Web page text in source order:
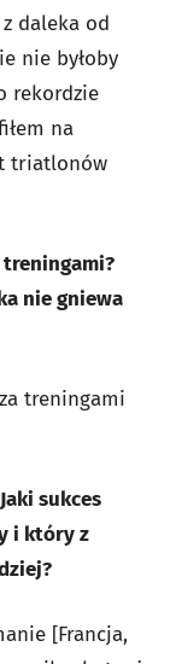
daleka od
nie byłoby
rekordzie
na
triatlonów
treningami?
nie gniewa
treningami
sukces
i który z
[Francja,